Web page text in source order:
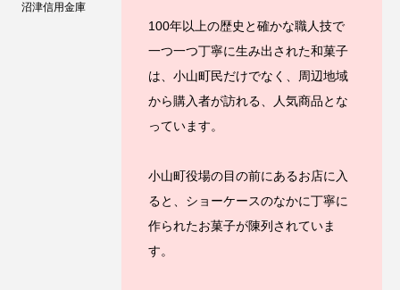
沼津信用金庫
100年以上の歴史と確かな職人技で
一つ一つ丁寧に生み出された和菓子
は、小山町民だけでなく、周辺地域
から購入者が訪れる、人気商品とな
っています。
小山町役場の目の前にあるお店に入
ると、ショーケースのなかに丁寧に
作られたお菓子が陳列されていま
す。